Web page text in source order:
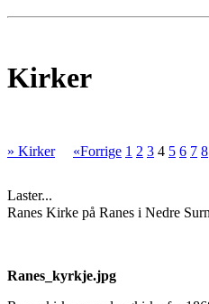
Kirker
» Kirker «Forrige 1 2 3 4 5 6 7 8
Laster...
Ranes Kirke på Ranes i Nedre
Ranes_kyrkje.jpg